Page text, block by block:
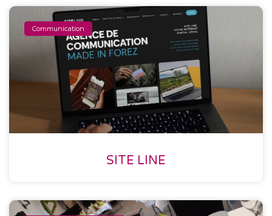
Communication
SITE LINE